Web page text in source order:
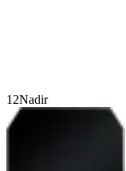
12Nadir